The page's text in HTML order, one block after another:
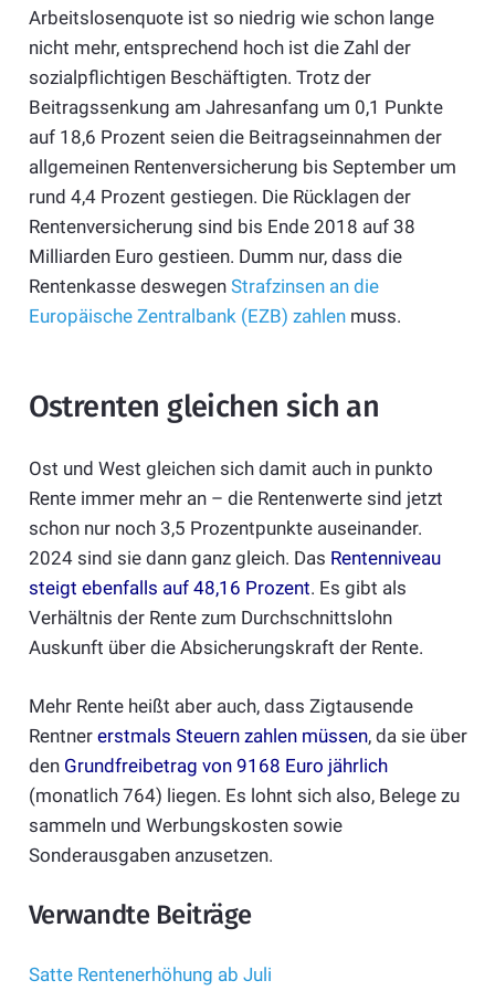
Arbeitslosenquote ist so niedrig wie schon lange
nicht mehr, entsprechend hoch ist die Zahl der
sozialpflichtigen Beschäftigten. Trotz der
Beitragssenkung am Jahresanfang um 0,1 Punkte
auf 18,6 Prozent seien die Beitragseinnahmen der
allgemeinen Rentenversicherung bis September um
rund 4,4 Prozent gestiegen. Die Rücklagen der
Rentenversicherung sind bis Ende 2018 auf 38
Milliarden Euro gestieen. Dumm nur, dass die
Rentenkasse deswegen Strafzinsen an die
Europäische Zentralbank (EZB) zahlenmuss.
Ostrenten gleichen sich an
Ost und West gleichen sich damit auch in punkto
Rente immer mehr an – die Rentenwerte sind jetzt
schon nur noch 3,5 Prozentpunkte auseinander.
2024 sind sie dann ganz gleich. Das Rentenniveau
steigt ebenfalls auf 48,16 Prozent. Es gibt als
Verhältnis der Rente zum Durchschnittslohn
Auskunft über die Absicherungskraft der Rente.
Mehr Rente heißt aber auch, dass Zigtausende
Rentner erstmals Steuern zahlen müssen, da sie über
den Grundfreibetrag von 9168 Euro jährlich
(monatlich 764) liegen. Es lohnt sich also, Belege zu
sammeln und Werbungskosten sowie
Sonderausgaben anzusetzen.
Verwandte Beiträge
Satte Rentenerhöhung ab Juli